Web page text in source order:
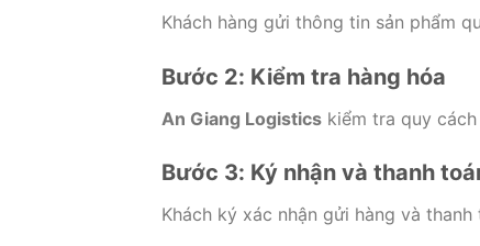
Khách hàng gửi thông tin sản phẩm
Bước 2: Kiểm tra hàng hóa
An Giang Logistics kiểm tra quy
Bước 3: Ký nhận và thanh
Khách ký xác nhận gửi hàng và